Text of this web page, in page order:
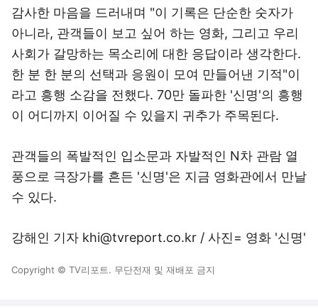
감사한 마음을 드러내며 "이 기록은 단순한 숫자가
아니라, 관객들이 보고 싶어 하는 영화, 그리고 우리
사회가 갈망하는 목소리에 대한 응답이라 생각한다.
한 분 한 분의 선택과 응원이 모여 만들어낸 기적"이
라고 흥행 소감을 전했다. 70만 돌파한 '신명'의 흥행
이 어디까지 이어질 수 있을지 귀추가 주목된다.
관객들의 폭발적인 입소문과 자발적인 N차 관람 열
풍으로 극장가를 흔든 '신명'은 지금 영화관에서 만날
수 있다.
강해인 기자 khi@tvreport.co.kr / 사진= 영화 '신명'
Copyright © TV리포트. 무단전재 및 재배포 금지